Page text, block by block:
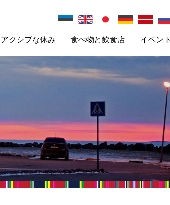
アクシブな休み 食べ物と飲食店 イベント